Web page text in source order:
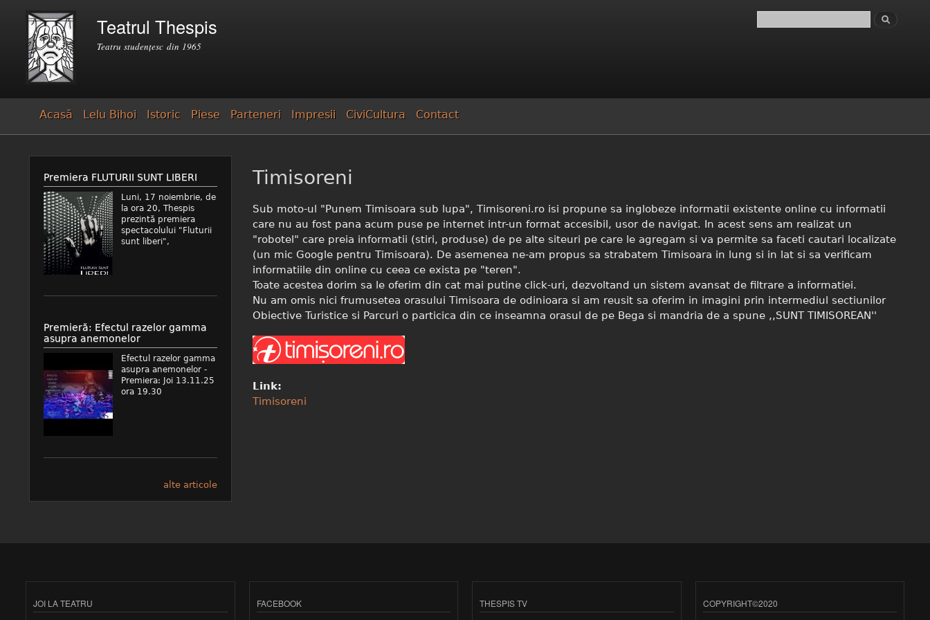
Teatrul Thespis
Teatru studenţesc din 1965
Formular de căutare
Căutare
Acasă Lelu Bihoi Istoric Piese Parteneri Impresii CiviCultura Contact
Timisoreni
Sub moto-ul "Punem Timisoara sub lupa", Timisoreni.ro isi propune sa inglobeze informatii existente online cu informatii
care nu au fost pana acum puse pe internet intr-un format accesibil, usor de navigat. In acest sens am realizat un
"robotel" care preia informatii (stiri, produse) de pe alte siteuri pe care le agregam si va permite sa faceti cautari localizate
(un mic Google pentru Timisoara). De asemenea ne-am propus sa strabatem Timisoara in lung si in lat si sa verificam
informatiile din online cu ceea ce exista pe "teren".
Toate acestea dorim sa le oferim din cat mai putine click-uri, dezvoltand un sistem avansat de filtrare a informatiei.
Nu am omis nici frumusetea orasului Timisoara de odinioara si am reusit sa oferim in imagini prin intermediul sectiunilor
Obiective Turistice si Parcuri o particica din ce inseamna orasul de pe Bega si mandria de a spune ,,SUNT TIMISOREAN''
Link:
Timisoreni
Premiera FLUTURII SUNT LIBERI
Luni, 17 noiembrie, de
la ora 20, Thespis
prezintă premiera
spectacolului "Fluturii
sunt liberi",
Premieră: Efectul razelor gamma
asupra anemonelor
Efectul razelor gamma
asupra anemonelor -
Premiera: Joi 13.11.25
ora 19.30
alte articole
JOI LA TEATRU FACEBOOK THESPIS TV COPYRIGHT©2020